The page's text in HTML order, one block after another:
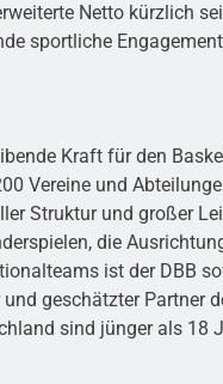
Netto kürzlich
sportliche
Kraft für den
Vereine und
Struktur und großer
die
ist der DBB
geschätzter
sind jünger als